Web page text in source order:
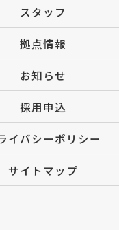
スタッフ
拠点情報
お知らせ
採用申込
イバシーポリシー
サイトマップ